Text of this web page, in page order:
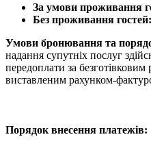
За умови проживання
Без проживання гостей:
Умови бронювання та
надання супутніх послуг
передоплати за безготівковим
виставленим рахунком-
Порядок внесення платежів: